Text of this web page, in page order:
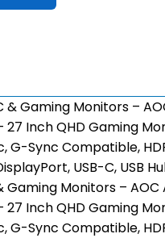
Gaming Monitors – AOC
27 Inch QHD Gaming
G-Sync Compatible,